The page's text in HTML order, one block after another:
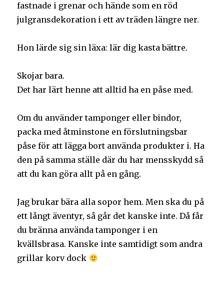
fastnade i grenar och hände som en röd
julgransdekoration i ett av träden längre ner.
Hon lärde sig sin läxa: lär dig kasta bättre.
Skojar bara.
Det har lärt henne att alltid ha en påse med.
Om du använder tamponger eller bindor,
packa med åtminstone en förslutningsbar
påse för att lägga bort använda produkter i. Ha
den på samma ställe där du har mensskydd så
att du kan göra allt på en gång.
Jag brukar bära alla sopor hem. Men ska du på
ett långt äventyr, så går det kanske inte. Då får
du bränna använda tamponger i en
kvällsbrasa. Kanske inte samtidigt som andra
grillar korv dock